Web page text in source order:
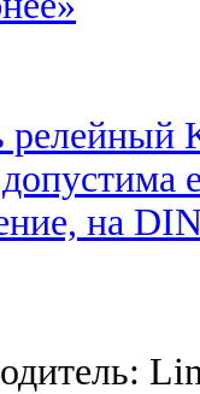
релейный
на